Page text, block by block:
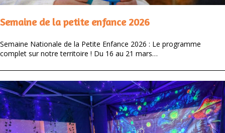
Semaine de la petite enfance 2026
Semaine Nationale de la Petite Enfance 2026 : Le programme
complet sur notre territoire ! Du 16 au 21 mars…